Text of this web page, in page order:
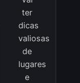
ter
dicas
valiosas
de
lugares
e